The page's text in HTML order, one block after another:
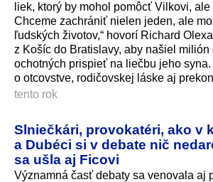
liek, ktorý by mohol pomôcť Vilkovi,
Chceme zachrániť nielen jeden, ale
ľudských životov,“ hovorí Richard
z Košíc do Bratislavy, aby našiel
ochotných prispieť na liečbu jeho
o otcovstve, rodičovskej láske aj
tento rok
Slniečkári, provokatéri, ako v
a Dubéci si v debate nič
sa ušla aj Ficovi
Významná časť debaty sa venovala aj